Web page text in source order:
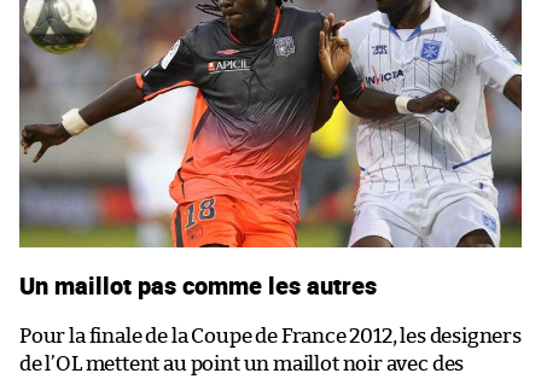
Un maillot pas comme les autres
Pour la finale de la Coupe de France 2012, les designers
de l’OL mettent au point un maillot noir avec des